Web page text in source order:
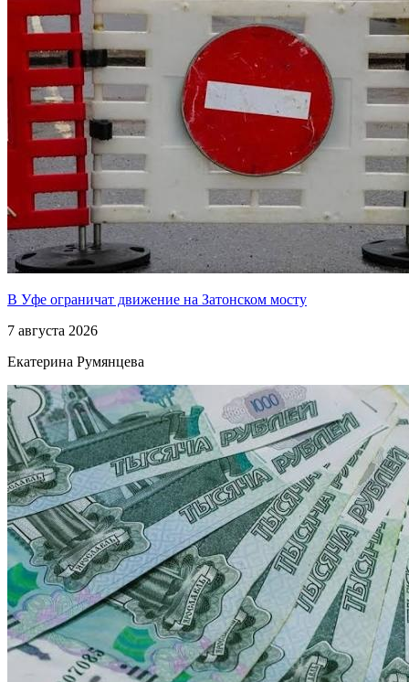
В Уфе ограничат движение на Затонском мосту
7 августа 2026
Екатерина Румянцева